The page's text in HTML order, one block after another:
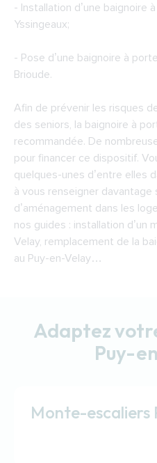
- Installation d’une baignoire
Yssingeaux;
- Pose d’une baignoire à
Brioude.
Afin de prévenir les risques
des seniors, la baignoire à
recommandée. De
pour financer ce dispositif.
quelques-unes d’entre elles
à vous renseigner
d’aménagement dans les
nos guides : installation d’un
Velay, remplacement de la
au Puy-en-Velay…
Adaptez
Puy-
Monte-escaliers